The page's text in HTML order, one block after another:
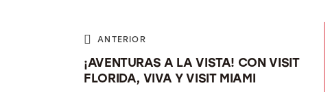
ANTERIOR
¡AVENTURAS A LA VISTA! CON VISIT
FLORIDA, VIVA Y VISIT MIAMI